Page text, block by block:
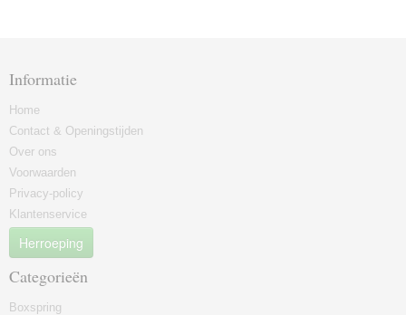
Informatie
Home
Contact & Openingstijden
Over ons
Voorwaarden
Privacy-policy
Klantenservice
Herroeping
Categorieën
Boxspring